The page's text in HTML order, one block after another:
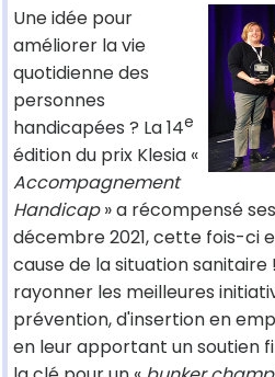
Une idée pour
améliorer la vie
quotidienne des
personnes
handicapées ? La 14e
édition du prix Klesia «
Accompagnement
Handicap» a récompensé
décembre 2021, cette fois-ci
cause de la situation sanitaire
rayonner les meilleures
prévention, d'insertion en
en leur apportant un soutien